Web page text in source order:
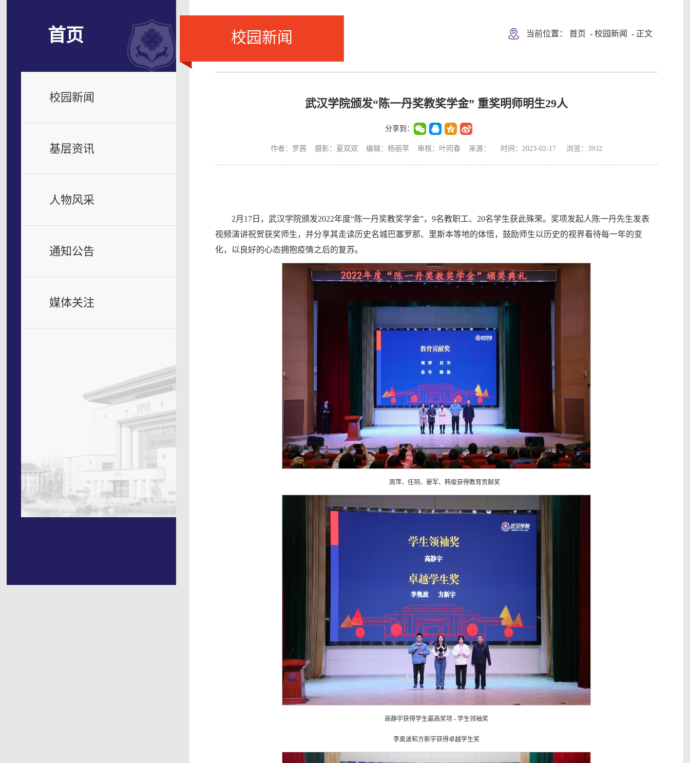
首页
校园新闻
基层资讯
人物风采
通知公告
媒体关注
校园新闻 当前位置： 首页 - 校园新闻 - 正文
武汉学院颁发“陈一丹奖教奖学金” 重奖明师明生29人
分享到：
作者：罗茜 摄影：夏双双 编辑：杨丽苹 审核：叶同春 来源： 时间：2023-02-17 浏览： 3932
2月17日，武汉学院颁发2022年度“陈一丹奖教奖学金”，9名教职工、20名学生获此殊荣。奖项发起人陈一丹先生发表
视频演讲祝贺获奖师生，并分享其走读历史名城巴塞罗那、里斯本等地的体悟，鼓励师生以历史的视界看待每一年的变
化，以良好的心态拥抱疫情之后的复苏。
周萍、任玥、晏军、韩俊获得教育贡献奖
高静宇获得学生最高奖项 - 学生领袖奖
李奥波和方新宇获得卓越学生奖